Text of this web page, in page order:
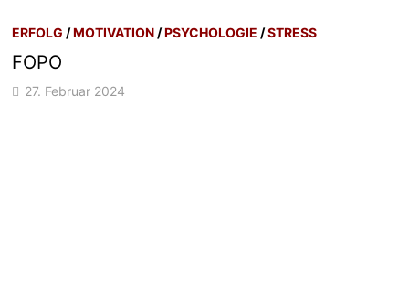
ERFOLG /MOTIVATION /PSYCHOLOGIE /STRESS
FOPO
27. Februar 2024